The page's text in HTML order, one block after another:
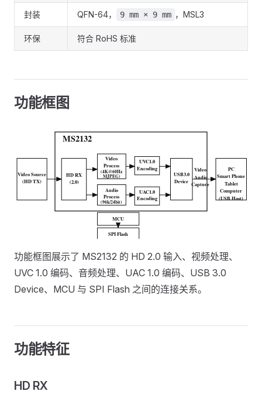
封装 QFN-64， 9 mm × 9 mm ，MSL3
环保 符合 RoHS 标准
功能框图
功能框图展示了 MS2132 的 HD 2.0 输入、视频处理、
UVC 1.0 编码、音频处理、UAC 1.0 编码、USB 3.0
Device、MCU 与 SPI Flash 之间的连接关系。
功能特征
HD RX